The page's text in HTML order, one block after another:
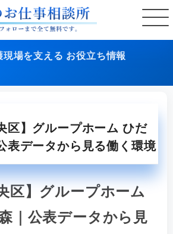
現場を支える お役立ち情報
区】グループホーム ひだ
表データから見る働く環境
区】グループホーム
｜公表データから見